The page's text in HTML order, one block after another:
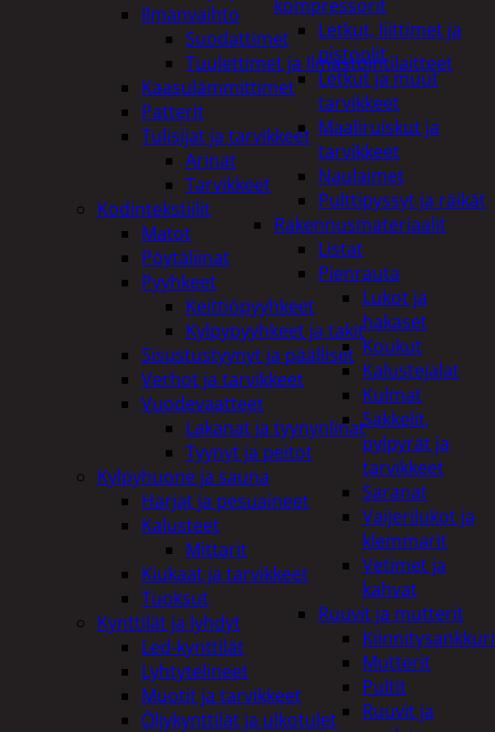
kompressorit
Letkut, liittimet ja
pistoolit
Letkut ja muut
tarvikkeet
Maaliruiskut ja
tarvikkeet
Naulaimet
Pulttipyssyt ja räikät
Rakennusmateriaalit
Listat
Pienrauta
Lukot ja
hakaset
Koukut
Kalustejalat
Kulmat
Sakkelit,
pylpyrät ja
tarvikkeet
Saranat
Vaijerilukot ja
klemmarit
Vetimet ja
kahvat
Ruuvit ja mutterit
Mutterit
Pultit
Ruuvit ja
Ilmanvaihto
Suodattimet
Tuulettimet ja Ilmastointilaitteet
Kaasulämmittimet
Patterit
Tulisijat ja tarvikkeet
Arinat
Tarvikkeet
Kodintekstiilit
Matot
Pöytäliinat
Pyyhkeet
Keittiöpyyhkeet
Kylpypyyhkeet ja takit
Sisustustyynyt ja päälliset
Verhot ja tarvikkeet
Vuodevaatteet
Lakanat ja tyynynlinat
Tyynyt ja peitot
Kylpyhuone ja sauna
Harjat ja pesuaineet
Kalusteet
Mittarit
Kiukaat ja tarvikkeet
Tuoksut
Kynttilät ja lyhdyt
Led-kynttilät
Lyhtytelineet
Muotit ja tarvikkeet
Öljykynttilät ja ulkotulet